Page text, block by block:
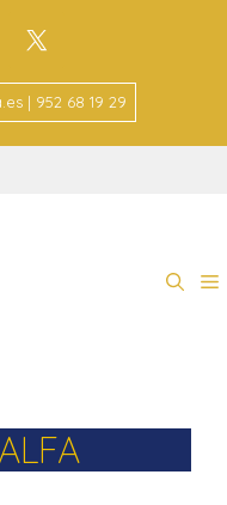
| 952 68 19 29